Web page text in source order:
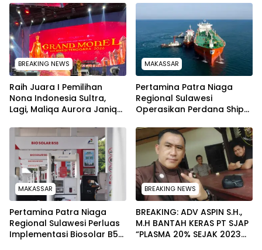
sampai Adhyaksa Run
Langkah Pelestarian
Budaya
BREAKING NEWS
‎Raih Juara I Pemilihan
Nona Indonesia Sultra,
Lagi, Maliqa Aurora Janiqa
Tingkat Nasional pada
Pemilihan NONA Indonesia
MAKASSAR
Pertamina Patra Niaga
Regional Sulawesi
Operasikan Perdana Ship
Perkuat Distribusi B50 di
Kawasan Timur Sulawesi
MAKASSAR
Pertamina Patra Niaga
Regional Sulawesi Perluas
Implementasi Biosolar B50,
BREAKING NEWS
BREAKING: ADV ASPIN S.H.,
M.H BANTAH KERAS PT SJAP
“PLASMA 20% SEJAK 2023